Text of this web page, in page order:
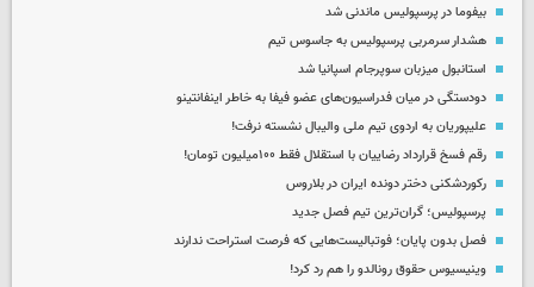
بیفوما در پرسپولیس ماندنی شد
هشدار سرمربی پرسپولیس به جاسوس تیم
استانبول میزبان سوپرجام اسپانیا شد
دودستگی در میان فدراسیون‌های عضو فیفا به خاطر اینفانتینو
علیپوریان به اردوی تیم ملی والیبال نشسته نرفت!
رقم فسخ قرارداد رضاییان با استقلال فقط ۱۰۰میلیون تومان!
رکوردشکنی دختر دونده ایران در بلاروس
پرسپولیس؛ گران‌ترین تیم فصل جدید
فصل بدون پایان؛ فوتبالیست‌هایی که فرصت استراحت ندارند
وینیسیوس حقوق رونالدو را هم رد کرد!